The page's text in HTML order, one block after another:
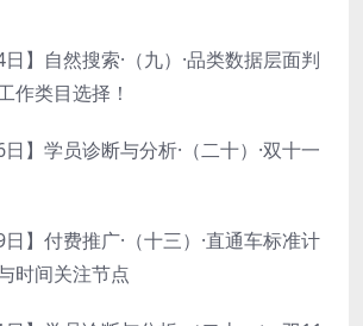
日】自然搜索·（九）·品类数据层面判
作类目选择！
日】学员诊断与分析·（二十）·双十一
日】付费推广·（十三）·直通车标准计
时间关注节点